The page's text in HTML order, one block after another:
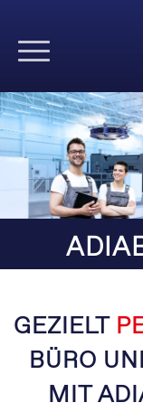
GEZIELT
BÜRO
MIT